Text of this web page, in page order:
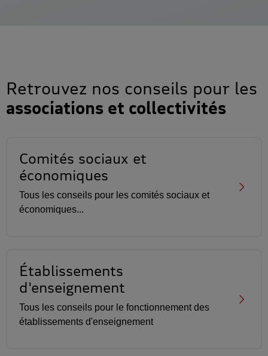
Retrouvez nos conseils pour les
associations et collectivités
Comités sociaux et
économiques
Tous les conseils pour les comités sociaux et
économiques...
Établissements
d'enseignement
Tous les conseils pour le fonctionnement des
établissements d'enseignement